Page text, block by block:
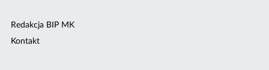
Redakcja BIP MK
Kontakt